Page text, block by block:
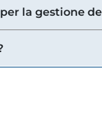
la gestione